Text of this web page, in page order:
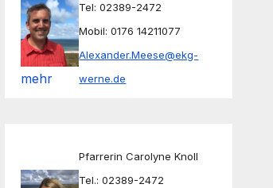
mehr
Tel: 02389-2472
Mobil: 0176 14211077
Alexander.Meese@ekg-
werne.de
Pfarrerin Carolyne Knoll
Tel.: 02389-2472